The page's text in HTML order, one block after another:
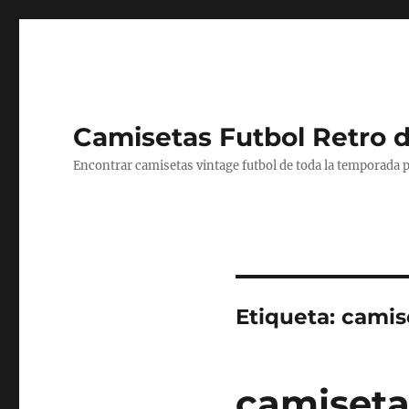
Camisetas Futbol Retro
Encontrar camisetas vintage futbol de toda la temporada
Etiqueta: